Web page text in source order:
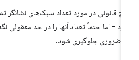
قانونی در مورد تعداد سبک‌های نشانگر
- اما حتماً تعداد آنها را در حد معقولی نگه
جلوگیری شود.